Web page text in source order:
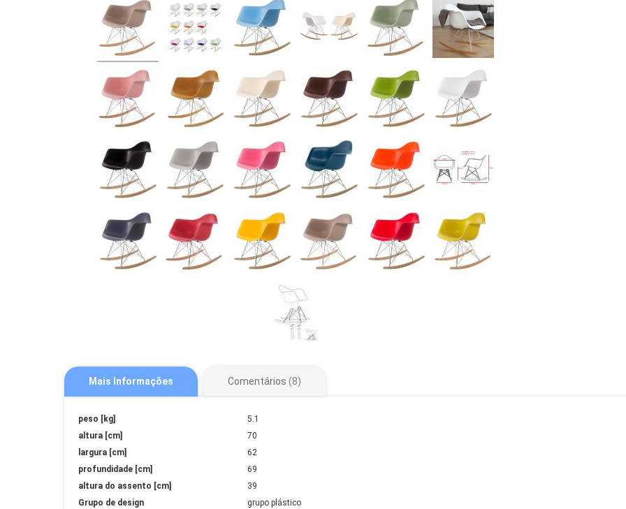
Mais Informações
Mais
Informações
peso [kg]
5.1
altura [cm]
70
largura [cm]
62
profundidade [cm]
69
altura do assento [cm]
39
Grupo de design
grupo plástico
Comentários 8